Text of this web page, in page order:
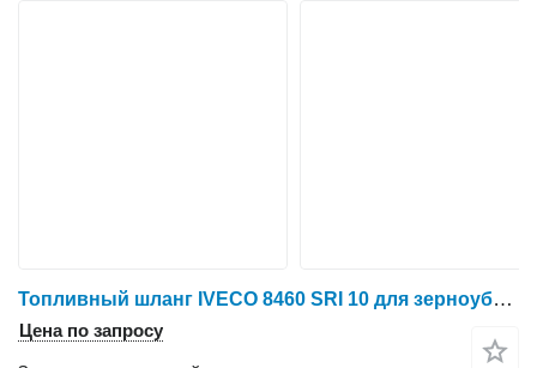
Топливный шланг IVECO 8460 SRI 10 для зерноуборочного комбайна New Holland TX68
Цена по запросу